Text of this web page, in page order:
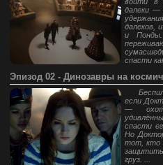
далеки —
далеков,
и
спасти
Эпизод 02 - Динозавры на
если
—
спасти
Но
тот, кто
груз. ...